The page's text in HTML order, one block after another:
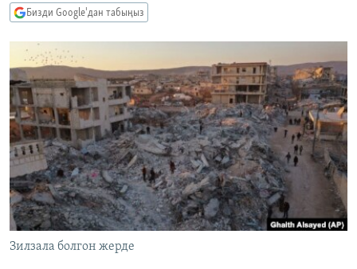
ДАНИСТЕ
ЭЖЕ-СИҢДИЛЕР
АЗАТТЫК+
ЫҢГАЙСЫЗ СУРООЛОР
Русский
ОНЛАЙН ШЕРИНЕ
ЭЕ/АРнун бардык сайттары
Бизди Google'дан табыңыз
Зилзала болгон жерде